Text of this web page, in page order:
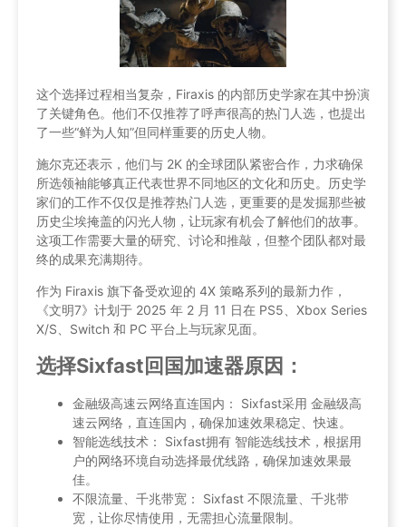
这个选择过程相当复杂，Firaxis 的内部历史学家在其中扮演
了关键角色。他们不仅推荐了呼声很高的热门人选，也提出
了一些“鲜为人知”但同样重要的历史人物。
施尔克还表示，他们与 2K 的全球团队紧密合作，力求确保
所选领袖能够真正代表世界不同地区的文化和历史。历史学
家们的工作不仅仅是推荐热门人选，更重要的是发掘那些被
历史尘埃掩盖的闪光人物，让玩家有机会了解他们的故事。
这项工作需要大量的研究、讨论和推敲，但整个团队都对最
终的成果充满期待。
作为 Firaxis 旗下备受欢迎的 4X 策略系列的最新力作，
《文明7》计划于 2025 年 2 月 11 日在 PS5、Xbox Series
X/S、Switch 和 PC 平台上与玩家见面。
选择Sixfast回国加速器原因：
金融级高速云网络直连国内： Sixfast采用 金融级高
速云网络，直连国内，确保加速效果稳定、快速。
智能选线技术： Sixfast拥有 智能选线技术，根据用
户的网络环境自动选择最优线路，确保加速效果最
佳。
不限流量、千兆带宽： Sixfast 不限流量、千兆带
宽，让你尽情使用，无需担心流量限制。